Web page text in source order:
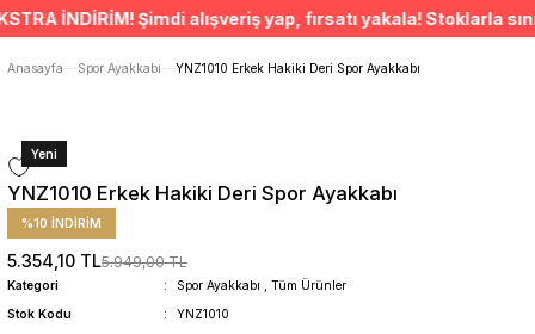
İNDİRİM! Şimdi alışveriş yap, fırsatı yakala! Stoklarla
ÜCRETSİZ TESLİMAT İMKANI
SÜRDÜRÜLEBİLİR ÜRÜNLER
Anasayfa
Spor Ayakkabı YNZ1010 Erkek Hakiki Deri Spor Ayakkabı
Yeni
YNZ1010 Erkek Hakiki Deri Spor Ayakkabı
%10 İNDİRİM
5.354,10 TL5.949,00 TL
Kategori Spor Ayakkabı
Tüm Ürünler
Stok Kodu
YNZ1010